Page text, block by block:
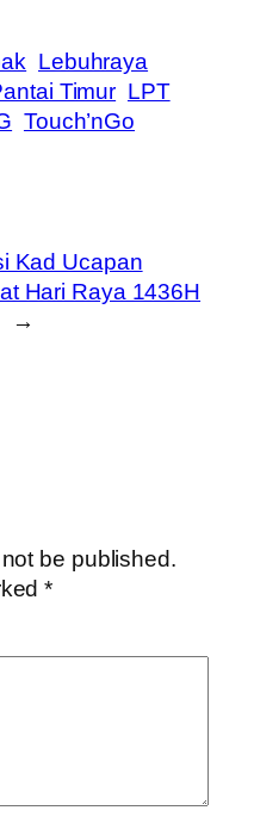
Lebuhraya
Timur LPT
Touch’nGo
Kad Ucapan
Hari Raya 1436H
→
be published.
*